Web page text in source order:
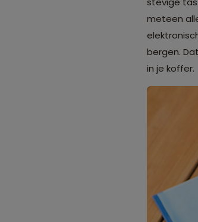
meteen
bergen.
in je koffer.